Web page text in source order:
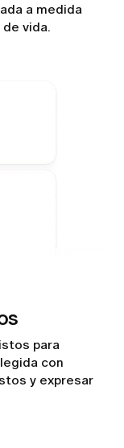
a medida
vida.
para
con
y expresar